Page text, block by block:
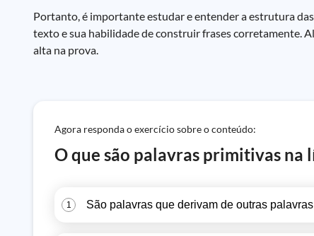
Portanto, é importante estudar e entender a estrutura
texto e sua habilidade de construir frases corretamente.
alta na prova.
Agora responda o exercício sobre o conteúdo:
O que são palavras primitivas na
1 São palavras que derivam de outras